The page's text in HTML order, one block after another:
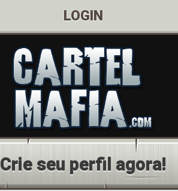
LOGIN
Crie seu perfil agora!